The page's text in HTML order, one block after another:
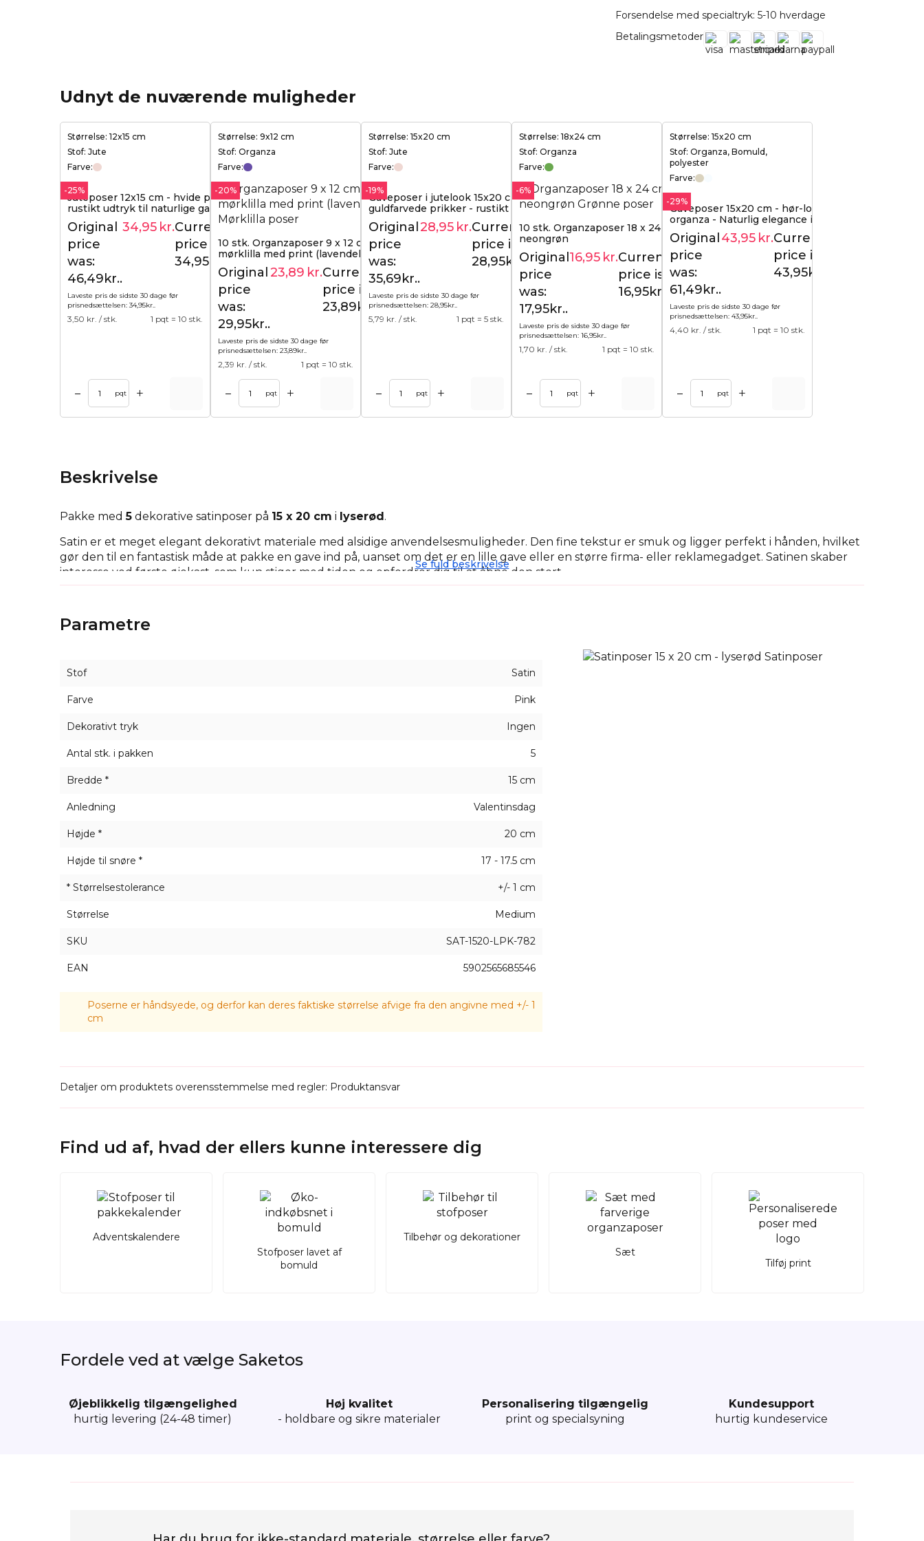
Forsendelse med specialtryk: 5-10 hverdage
Betalingsmetoder
Udnyt de nuværende muligheder
Størrelse: 12x15 cm
Stof: Jute
Farve:
-25%
Juteposer 12x15 cm - hvide prikker &
rustikt udtryk til naturlige gaver
kr.
Original
price
was:
46,49kr..
34,95 kr.Current
price is:
34,95kr..
Laveste pris de sidste 30 dage før
prisnedsættelsen: 34,95kr.
3,50 kr. / stk. 1 pqt = 10 stk.
– pqt +
Størrelse: 9x12 cm
Stof: Organza
Farve:
-20%
10 stk. Organzaposer 9 x 12 cm -
mørklilla med print (lavendel) / 2
29,95
Original
price
was:
29,95kr..
23,89 kr.Current
price is:
23,89kr..
Laveste pris de sidste 30 dage før
prisnedsættelsen: 23,89kr.
2,39 kr. / stk. 1 pqt = 10 stk.
– pqt +
Størrelse: 15x20 cm
Stof: Jute
Farve:
-19%
Gaveposer i jutelook 15x20 cm med
guldfarvede prikker - rustikt og
elegant gaveindpakning
35,69 kr.
Original
price
was:
35,69kr..
28,95 kr.Current
price is:
28,95kr..
Laveste pris de sidste 30 dage før
prisnedsættelsen: 28,95kr.
5,79 kr. / stk. 1 pqt = 5 stk.
– pqt +
Tilføj til kurv
Størrelse: 18x24 cm
Stof: Organza
Farve:
-6%
10 stk. Organzaposer 18 x 24 cm -
neongrøn
17,95 kr.
Original
price
was:
17,95kr..
16,95 kr.Current
price is:
16,95kr..
Laveste pris de sidste 30 dage før
prisnedsættelsen: 16,95kr.
1,70 kr. / stk. 1 pqt = 10 stk.
– pqt +
Tilføj til kurv
Størrelse: 15x20 cm
Stof: Organza, Bomuld,
polyester
Farve:
-29%
Gaveposer 15x20 cm - hør-look med
organza - Naturlig elegance i moderne
form (10 stk.)
Original
price
was:
61,49kr..
43,95 kr.Current
price is:
43,95kr..
Laveste pris de sidste 30 dage før
prisnedsættelsen: 43,95kr.
4,40 kr. / stk. 1 pqt = 10 stk.
– pqt +
Tilføj til kurv
Beskrivelse
Pakke med5 dekorative satinposer på 15 x 20 cm i lyserød.
Satin er et meget elegant dekorativt materiale med alsidige anvendelsesmuligheder. Den fine tekstur er smuk og ligger perfekt i hånden, hvilket
gør den til en fantastisk måde at pakke en gave ind på, uanset om det er en lille gave eller en større firma- eller reklamegadget. Satinen skaber
interesse ved første øjekast, som kun stiger med tiden og opfordrer dig til at åbne den stort.
Se fuld beskrivelse
Parametre
Stof Satin
Farve Pink
Dekorativt tryk Ingen
Antal stk. i pakken 5
Bredde * 15 cm
Anledning Valentinsdag
Højde * 20 cm
Højde til snøre * 17 - 17.5 cm
* Størrelsestolerance +/- 1 cm
Størrelse Medium
SKU SAT-1520-LPK-782
EAN 5902565685546
Poserne er håndsyede, og derfor kan deres faktiske størrelse afvige fra den angivne med +/- 1
cm
Detaljer om produktets overensstemmelse med regler: Produktansvar
Find ud af, hvad der ellers kunne interessere dig
Adventskalendere
Stofposer lavet af
bomuld
Tilbehør og dekorationer
Sæt
Tilføj print
Fordele ved at vælge Saketos
Øjeblikkelig tilgængelighed
hurtig levering (24-48 timer)
Høj kvalitet
- holdbare og sikre materialer
Personalisering tilgængelig
print og specialsyning
Kundesupport
hurtig kundeservice